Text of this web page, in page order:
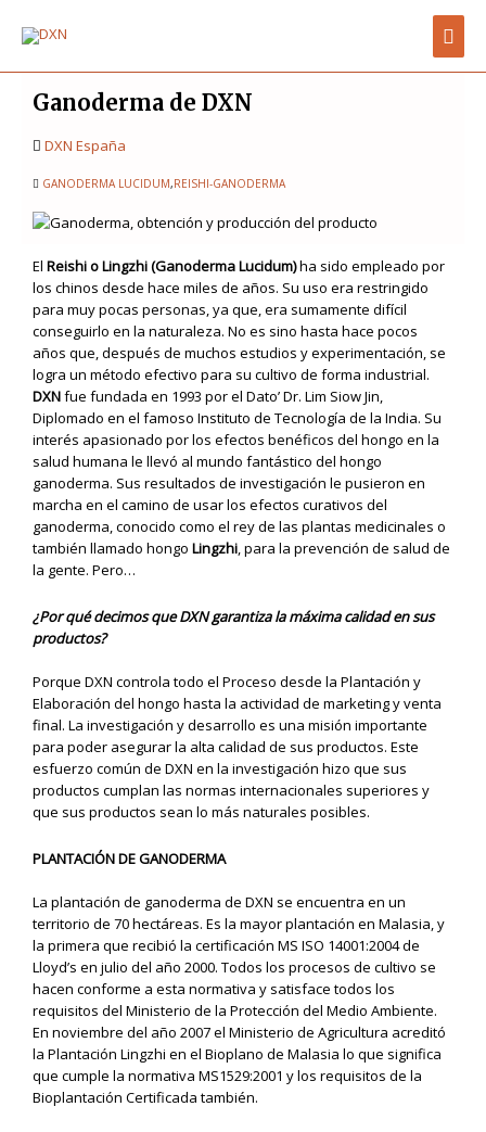
Ganoderma de DXN
DXN España
GANODERMA LUCIDUM,REISHI-GANODERMA
ElReishi o Lingzhi (Ganoderma Lucidum)ha sido empleado por
los chinos desde hace miles de años. Su uso era restringido
para muy pocas personas, ya que, era sumamente difícil
conseguirlo en la naturaleza. No es sino hasta hace pocos
años que, después de muchos estudios y experimentación, se
logra un método efectivo para su cultivo de forma industrial.
DXNfue fundada en 1993 por el Dato’ Dr. Lim Siow Jin,
Diplomado en el famoso Instituto de Tecnología de la India. Su
interés apasionado por los efectos benéficos del hongo en la
salud humana le llevó al mundo fantástico del hongo
ganoderma. Sus resultados de investigación le pusieron en
marcha en el camino de usar los efectos curativos del
ganoderma, conocido como el rey de las plantas medicinales o
también llamado hongoLingzhi, para la prevención de salud de
la gente. Pero…
¿Por qué decimos que DXN garantiza la máxima calidad en sus
productos?
Porque DXN controla todo el Proceso desde la Plantación y
Elaboración del hongo hasta la actividad de marketing y venta
final. La investigación y desarrollo es una misión importante
para poder asegurar la alta calidad de sus productos. Este
esfuerzo común de DXN en la investigación hizo que sus
productos cumplan las normas internacionales superiores y
que sus productos sean lo más naturales posibles.
PLANTACIÓN DE GANODERMA
La plantación de ganoderma de DXN se encuentra en un
territorio de 70 hectáreas. Es la mayor plantación en Malasia, y
la primera que recibió la certificación MS ISO 14001:2004 de
Lloyd’s en julio del año 2000. Todos los procesos de cultivo se
hacen conforme a esta normativa y satisface todos los
requisitos del Ministerio de la Protección del Medio Ambiente.
En noviembre del año 2007 el Ministerio de Agricultura acreditó
la Plantación Lingzhi en el Bioplano de Malasia lo que significa
que cumple la normativa MS1529:2001 y los requisitos de la
Bioplantación Certificada también.